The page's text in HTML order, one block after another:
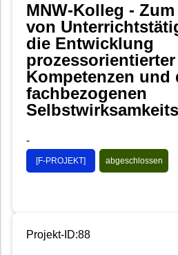
MNW-Kolleg -
von
die Entwicklung
prozessorientierter
Kompetenzen und
fachbezogenen
-
[F-PROJEKT] abgeschlossen
Projekt-ID:88